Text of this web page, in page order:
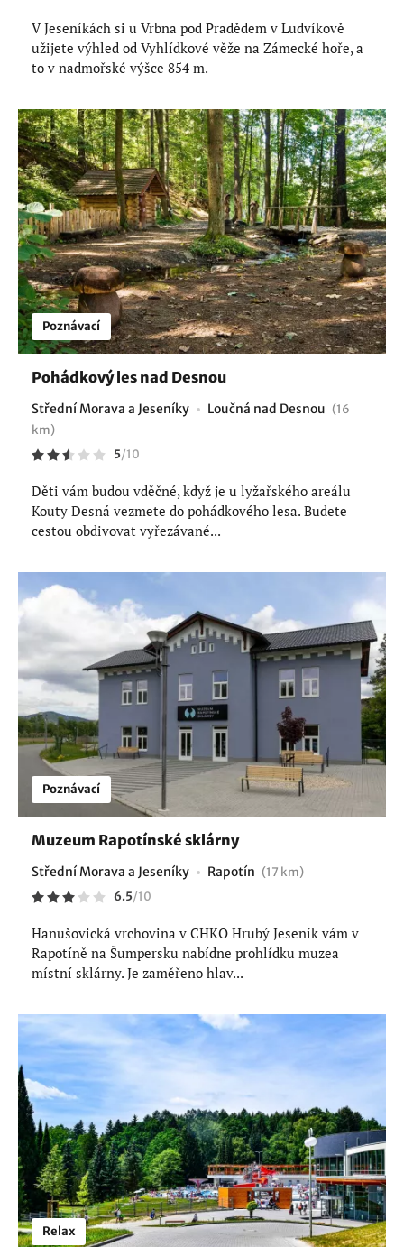
V Jeseníkách si u Vrbna pod Pradědem v Ludvíkově
užijete výhled od Vyhlídkové věže na Zámecké hoře, a
to v nadmořské výšce 854 m.
Poznávací
Pohádkový les nad Desnou
Střední Morava a Jeseníky Loučná nad Desnou (16
km)
5/10
Děti vám budou vděčné, když je u lyžařského areálu
Kouty Desná vezmete do pohádkového lesa. Budete
cestou obdivovat vyřezávané...
Poznávací
Muzeum Rapotínské sklárny
Střední Morava a Jeseníky Rapotín (17 km)
6.5/10
Hanušovická vrchovina v CHKO Hrubý Jeseník vám v
Rapotíně na Šumpersku nabídne prohlídku muzea
místní sklárny. Je zaměřeno hlav...
Relax